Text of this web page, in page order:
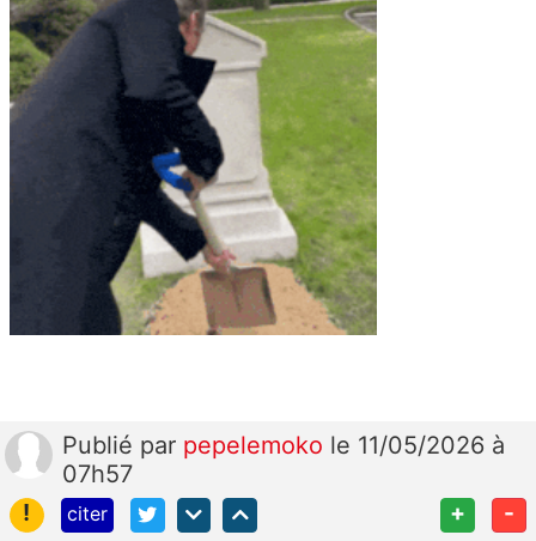
Publié par pepelemoko le 11/05/2026 à
07h57
!
citer + -